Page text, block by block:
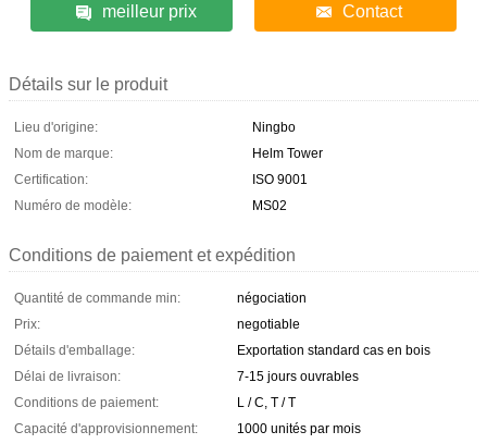
meilleur prix Contact
Détails sur le produit
Lieu d'origine:
Ningbo
Nom de marque:
Helm Tower
Certification:
ISO 9001
Numéro de modèle:
MS02
Conditions de paiement et expédition
Quantité de commande min:
négociation
Prix:
negotiable
Détails d'emballage:
Exportation standard cas en bois
Délai de livraison:
7-15 jours ouvrables
Conditions de paiement:
L / C, T / T
Capacité d'approvisionnement:
1000 unités par mois